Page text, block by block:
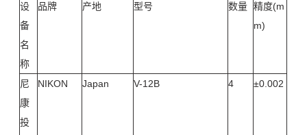
设
备
名
称
品牌 产地 型号 数量 精度(m
m)
尼
康
投
NIKON Japan V-12B 4 ±0.002